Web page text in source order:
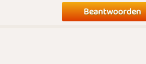
Beantwoorden